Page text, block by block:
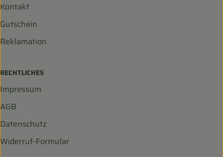
Kontakt
Gutschein
Reklamation
RECHTLICHES
Impressum
AGB
Datenschutz
Widerruf-Formular